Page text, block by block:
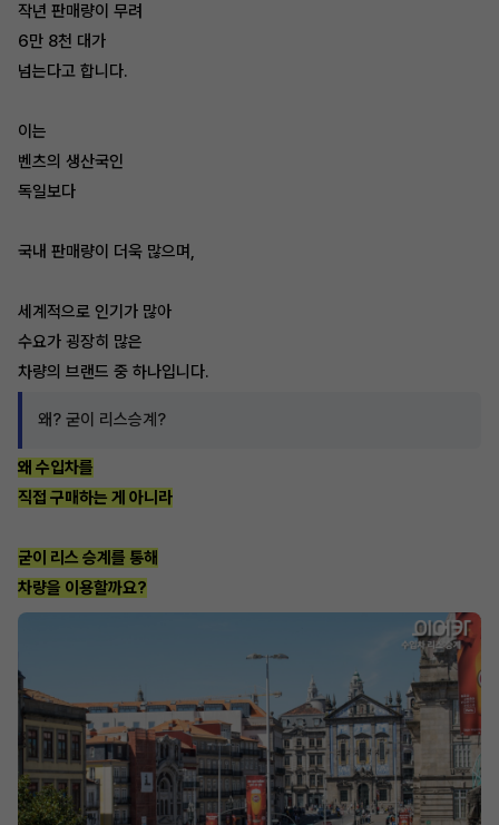
작년 판매량이 무려
6만 8천 대가
넘는다고 합니다.
이는
벤츠의 생산국인
독일보다
국내 판매량이 더욱 많으며,
세계적으로 인기가 많아
수요가 굉장히 많은
차량의 브랜드 중 하나입니다.
왜? 굳이 리스승계?
왜 수입차를
직접 구매하는 게 아니라
굳이 리스 승계를 통해
차량을 이용할까요?